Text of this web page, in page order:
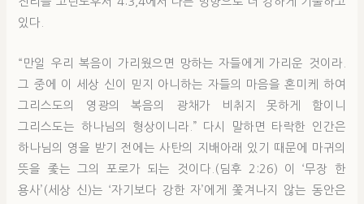
있다.
“만일 우리 복음이 가리웠으면 망하는 자들에게 가리운 것이라.
그 중에 이 세상 신이 믿지 아니하는 자들의 마음을 혼미케 하여
그리스도의 영광의 복음의 광채가 비취지 못하게 함이니
그리스도는 하나님의 형상이니라.” 다시 말하면 타락한 인간은
하나님의 영을 받기 전에는 사탄의 지배아래 있기 때문에 마귀의
뜻을 좇는 그의 포로가 되는 것이다.(딤후 2:26) 이 ‘무장 한
용사’(세상 신)는 ‘자기보다 강한 자’에게 쫓겨나지 않는 동안은